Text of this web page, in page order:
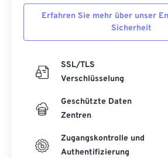
Erfahren Sie mehr über unser
Sicherheit
SSL/TLS
Verschlüsselung
Geschützte Daten
Zentren
Zugangskontrolle und
Authentifizierung